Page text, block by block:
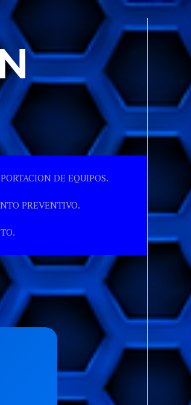
DE EQUIPOS.
PREVENTIVO.